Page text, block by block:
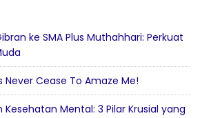
ke SMA Plus Muthahhari: Perkuat
Cease To Amaze Me!
Kesehatan Mental: 3 Pilar Krusial yang